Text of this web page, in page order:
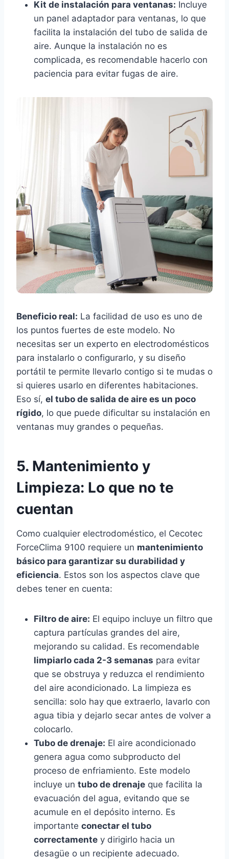
Kit de instalación para ventanas: Incluye
un panel adaptador para ventanas, lo que
facilita la instalación del tubo de salida de
aire. Aunque la instalación no es
complicada, es recomendable hacerlo con
paciencia para evitar fugas de aire.
Beneficio real: La facilidad de uso es uno de
los puntos fuertes de este modelo. No
necesitas ser un experto en electrodomésticos
para instalarlo o configurarlo, y su diseño
portátil te permite llevarlo contigo si te mudas o
si quieres usarlo en diferentes habitaciones.
Eso sí, el tubo de salida de aire es un poco
rígido, lo que puede dificultar su instalación en
ventanas muy grandes o pequeñas.
5. Mantenimiento y
Limpieza: Lo que no te
cuentan
Como cualquier electrodoméstico, el Cecotec
ForceClima 9100 requiere un mantenimiento
básico para garantizar su durabilidad y
eficiencia. Estos son los aspectos clave que
debes tener en cuenta:
Filtro de aire: El equipo incluye un filtro que
captura partículas grandes del aire,
mejorando su calidad. Es recomendable
limpiarlo cada 2-3 semanas para evitar
que se obstruya y reduzca el rendimiento
del aire acondicionado. La limpieza es
sencilla: solo hay que extraerlo, lavarlo con
agua tibia y dejarlo secar antes de volver a
colocarlo.
Tubo de drenaje: El aire acondicionado
genera agua como subproducto del
proceso de enfriamiento. Este modelo
incluye un tubo de drenaje que facilita la
evacuación del agua, evitando que se
acumule en el depósito interno. Es
importante conectar el tubo
correctamente y dirigirlo hacia un
desagüe o un recipiente adecuado.